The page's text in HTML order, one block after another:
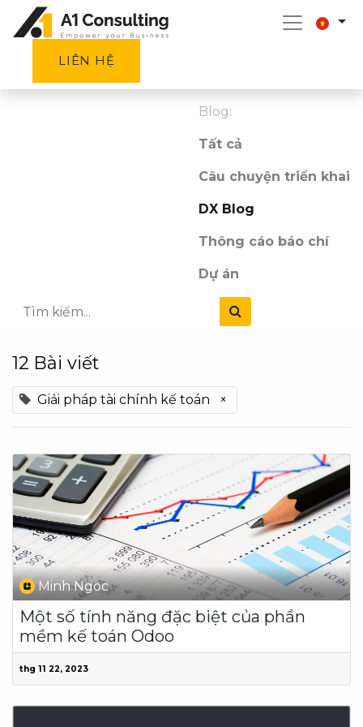
LIÊN HỆ
Blog:
Tất cả
Câu chuyện triển khai
DX Blog
Thông cáo báo chí
Dự án
12 Bài viết
Giải pháp tài chính kế toán ×
Minh Ngoc
Một số tính năng đặc biệt của phần
mềm kế toán Odoo
thg 11 22, 2023